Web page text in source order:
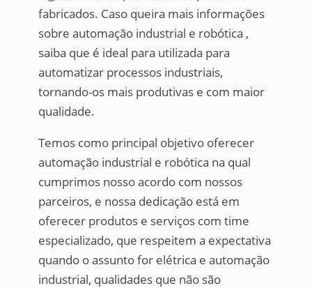
fabricados. Caso queira mais informações
sobre automação industrial e robótica ,
saiba que é ideal para utilizada para
automatizar processos industriais,
tornando-os mais produtivas e com maior
qualidade.
Temos como principal objetivo oferecer
automação industrial e robótica na qual
cumprimos nosso acordo com nossos
parceiros, e nossa dedicação está em
oferecer produtos e serviços com time
especializado, que respeitem a expectativa
quando o assunto for elétrica e automação
industrial, qualidades que não são